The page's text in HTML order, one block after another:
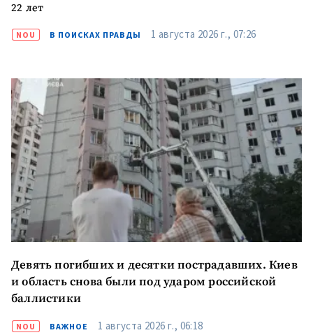
22 лет
NOU В ПОИСКАХ ПРАВДЫ 1 августа 2026 г., 07:26
Девять погибших и десятки пострадавших. Киев
и область снова были под ударом российской
баллистики
NOU ВАЖНОЕ 1 августа 2026 г., 06:18